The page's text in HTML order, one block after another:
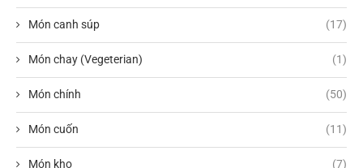
Món canh súp (17)
Món chay (Vegeterian) (1)
Món chính (50)
Món cuốn (11)
Món kho (7)